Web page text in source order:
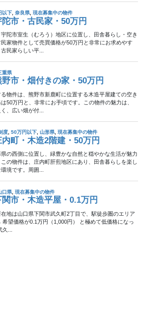
ペ
ー
ジ
ペ
ー
ジ